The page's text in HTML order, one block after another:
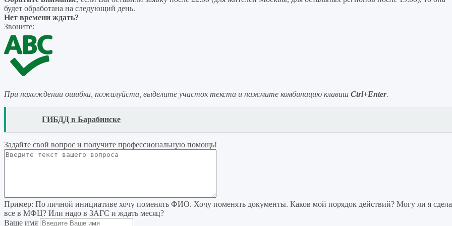
будет обработана на следующий день.
Нет времени ждать?
Звоните:
При нахождении ошибки, пожалуйста, выделите участок текста и нажмите комбинацию клавиш Ctrl+Enter.
ГИБДД в Барабинске
Задайте свой вопрос и получите профессиональную помощь!
Пример: По личной инициативе хочу поменять ФИО. Хочу поменять документы. Каков мой порядок действий? Могу ли я
все в МФЦ? Или надо в ЗАГС и ждать месяц?
Ваше имя